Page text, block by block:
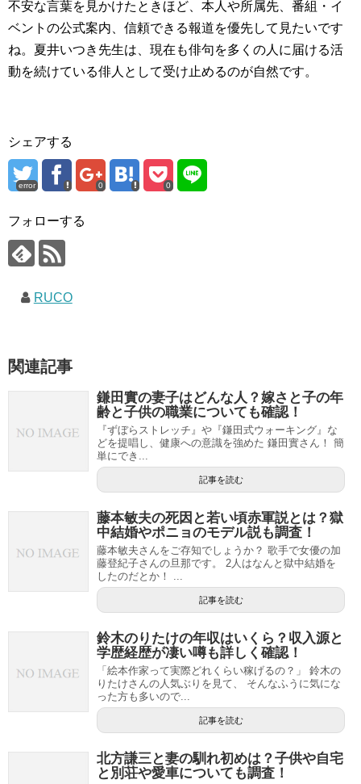
不安な言葉を見かけたときほど、本人や所属先、番組・イ
ベントの公式案内、信頼できる報道を優先して見たいです
ね。夏井いつき先生は、現在も俳句を多くの人に届ける活
動を続けている俳人として受け止めるのが自然です。
シェアする
error 0 0
フォローする
RUCO
関連記事
鎌田實の妻子はどんな人？嫁さと子の年
齢と子供の職業についても確認！
『ずぼらストレッチ』や『鎌田式ウォーキング』な
どを提唱し、健康への意識を強めた 鎌田實さん！ 簡
単にでき...
記事を読む
藤本敏夫の死因と若い頃赤軍説とは？獄
中結婚やポニョのモデル説も調査！
藤本敏夫さんをご存知でしょうか？ 歌手で女優の加
藤登紀子さんの旦那です。 2人はなんと獄中結婚を
したのだとか！ ...
記事を読む
鈴木のりたけの年収はいくら？収入源と
学歴経歴が凄い噂も詳しく確認！
「絵本作家って実際どれくらい稼げるの？」 鈴木の
りたけさんの人気ぶりを見て、 そんなふうに気にな
った方も多いので...
記事を読む
北方謙三と妻の馴れ初めは？子供や自宅
と別荘や愛車についても調査！